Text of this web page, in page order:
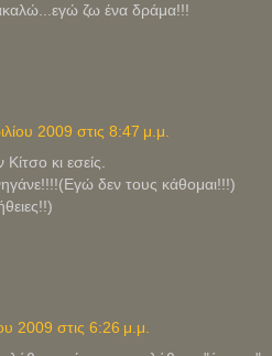
ζω ένα δράμα!!!
2009 στις 8:47 μ.μ.
κι εσείς.
δεν τους κάθομαι!!!)
2009 στις 6:26 μ.μ.